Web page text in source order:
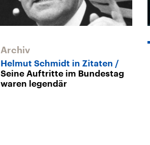
Archiv
Helmut Schmidt in Zitaten
Seine Auftritte im Bundestag
waren legendär